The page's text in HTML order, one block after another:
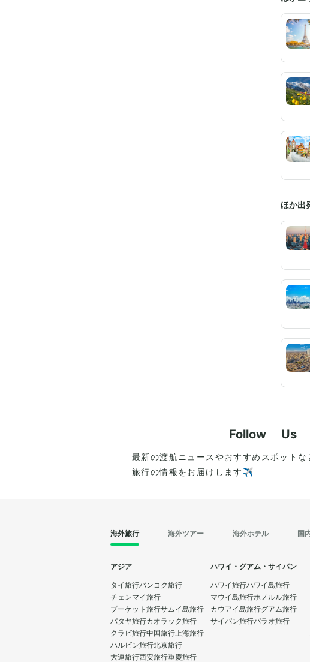
ほか出
Follow Us
最新の渡航ニュースやおすすめスポットな
旅行の情報をお届けします✈️
海外旅行 海外ツアー 海外ホテル 国
アジア
タイ旅行バンコク旅行
チェンマイ旅行
プーケット旅行サムイ島旅行
パタヤ旅行カオラック旅行
クラビ旅行中国旅行上海旅行
ハルビン旅行北京旅行
大連旅行西安旅行重慶旅行
ハワイ・グアム・サイパン
ハワイ旅行ハワイ島旅行
マウイ島旅行ホノルル旅行
カウアイ島旅行グアム旅行
サイパン旅行パラオ旅行